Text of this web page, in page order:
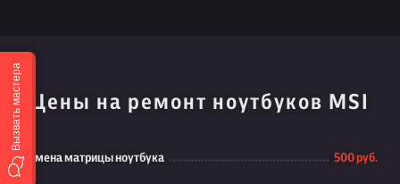
Цены на ремонт ноутбуков MSI
Замена матрицы ноутбука 500 руб.
Вызвать мастера